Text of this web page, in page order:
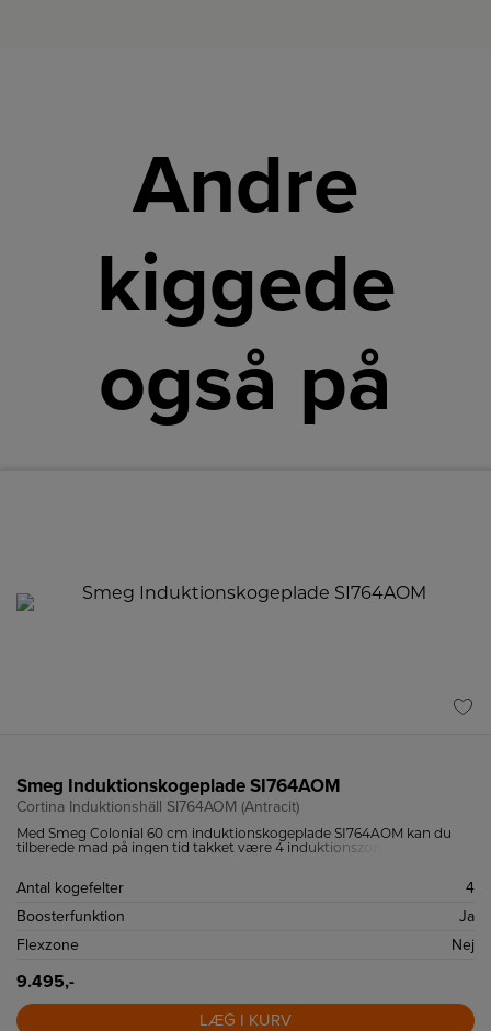
Andre
kiggede
også på
Smeg Induktionskogeplade SI764AOM
Cortina Induktionshäll SI764AOM (Antracit)
Med Smeg Colonial 60 cm induktionskogeplade SI764AOM kan du
tilberede mad på ingen tid takket være 4 induktionszoner og flere
Antal kogefelter
4
Boosterfunktion
Ja
Flexzone
Nej
9.495,-
LÆG I KURV